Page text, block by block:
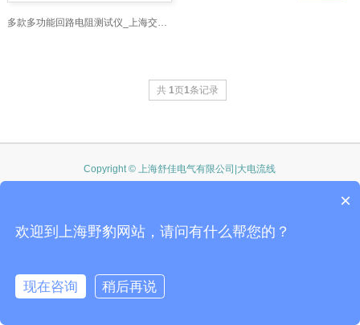
多款多功能回路电阻测试仪_上海交通大学科技园
共1页1条记录
Copyright © 上海舒佳电气有限公司|大电流线
公司地址：上海市剑川路600号上海交通大学国家大学科技园600号F8 全国服务
×
欢迎到上海野豹网站，请问有什么帮您的？
现在咨询
稍后再说
在线咨询